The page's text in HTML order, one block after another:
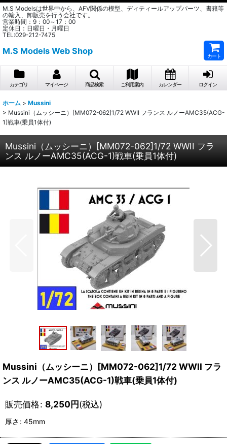
M.S Modelsは世界中から、AFV関係の模型、ディティールアップパーツ、書籍等
の輸入、卸販売を行う会社です。
営業時間：9：00～17：00
定休日：日曜日・月曜日
TEL:029-212-7475
M.S Models Web Shop
カート
カテゴリ マイページ 商品検索 ご利用案内 カレンダー ログイン
ホーム > Mussini
> Mussini（ムッシーニ）[MM072-062]1/72 WWII フランス ルノーAMC35(ACG-
1)戦車(乗員1体付)
Mussini（ムッシーニ）[MM072-062]1/72 WWII フラ
ンス ルノーAMC35(ACG-1)戦車(乗員1体付)
Mussini（ムッシーニ）[MM072-062]1/72 WWII フラ
ンス ルノーAMC35(ACG-1)戦車(乗員1体付)
販売価格: 8,250円(税込)
厚さ : 45mm